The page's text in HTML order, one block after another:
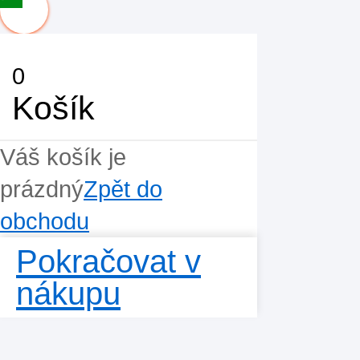
0
Košík
Váš košík je
prázdnýZpět do
obchodu
Pokračovat v
nákupu